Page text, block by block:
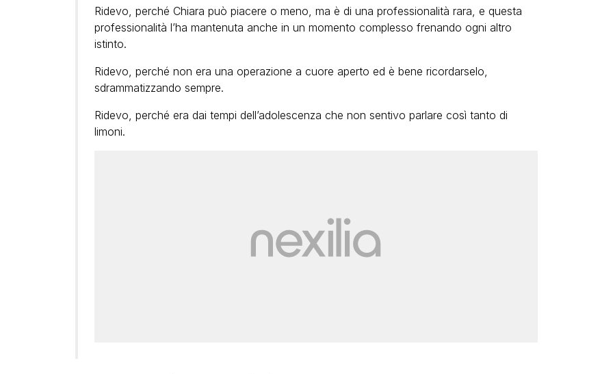
Ridevo, perché Chiara può piacere o meno, ma è di una professionalità rara, e questa
professionalità l’ha mantenuta anche in un momento complesso frenando ogni altro
istinto.
Ridevo, perché non era una operazione a cuore aperto ed è bene ricordarselo,
sdrammatizzando sempre.
Ridevo, perché era dai tempi dell’adolescenza che non sentivo parlare così tanto di
limoni.